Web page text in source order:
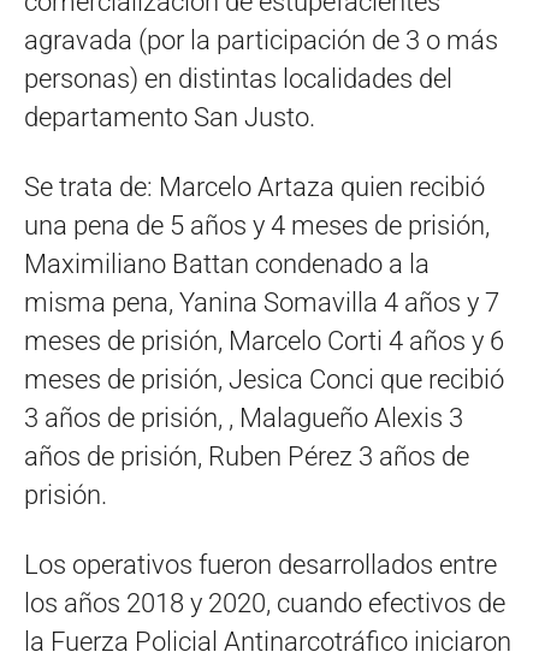
agravada (por la participación de 3 o más
personas) en distintas localidades del
departamento San Justo.
Se trata de: Marcelo Artaza quien recibió
una pena de 5 años y 4 meses de prisión,
Maximiliano Battan condenado a la
misma pena, Yanina Somavilla 4 años y 7
meses de prisión, Marcelo Corti 4 años y 6
meses de prisión, Jesica Conci que recibió
3 años de prisión, , Malagueño Alexis 3
años de prisión, Ruben Pérez 3 años de
prisión.
Los operativos fueron desarrollados entre
los años 2018 y 2020, cuando efectivos de
la Fuerza Policial Antinarcotráfico iniciaron